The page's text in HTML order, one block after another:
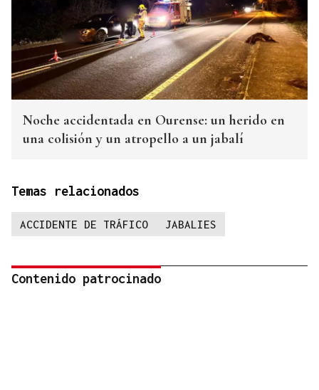
Noche accidentada en Ourense: un herido en
una colisión y un atropello a un jabalí
Temas relacionados
ACCIDENTE DE TRÁFICO JABALIES
Contenido patrocinado